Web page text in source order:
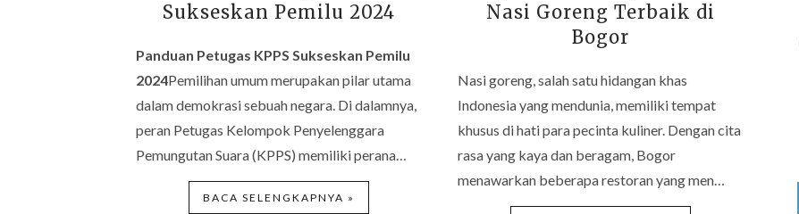
Sukseskan Pemilu 2024
Panduan Petugas KPPS Sukseskan Pemilu
2024Pemilihan umum merupakan pilar utama
dalam demokrasi sebuah negara. Di dalamnya,
peran Petugas Kelompok Penyelenggara
Pemungutan Suara (KPPS) memiliki perana…
BACA SELENGKAPNYA »
Nasi Goreng Terbaik di
Bogor
Nasi goreng, salah satu hidangan khas
Indonesia yang mendunia, memiliki tempat
khusus di hati para pecinta kuliner. Dengan cita
rasa yang kaya dan beragam, Bogor
menawarkan beberapa restoran yang men…